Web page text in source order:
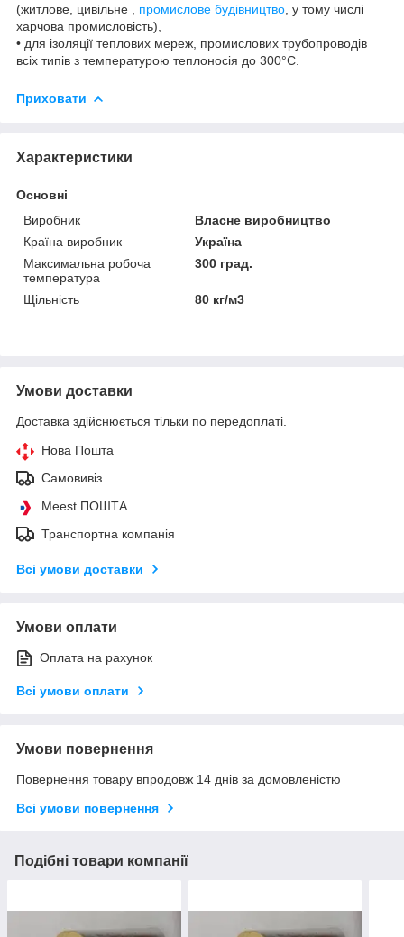
(житлове, цивільне , промислове будівництво , у тому числі
харчова промисловість),
• для ізоляції теплових мереж, промислових трубопроводів
всіх типів з температурою теплоносія до 300°С.
Приховати
Характеристики
Основні
Виробник
Власне виробництво
Країна виробник
Україна
Максимальна робоча
температура
300 град.
Щільність 80 кг/м3
Умови доставки
Доставка здійснюється тільки по передоплаті.
Нова Пошта
Самовивіз
Meest ПОШТА
Транспортна компанія
Всі умови доставки
Умови оплати
Оплата на рахунок
Всі умови оплати
Умови повернення
Повернення товару впродовж 14 днів за домовленістю
Всі умови повернення
Подібні товари компанії